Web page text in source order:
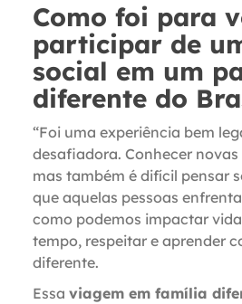
Como foi para
participar de
social em um
diferente do
“Foi uma experiência bem
desafiadora. Conhecer
mas também é difícil pensar
que aquelas pessoas
como podemos impactar
tempo, respeitar e aprender
diferente.
Essa viagem em família